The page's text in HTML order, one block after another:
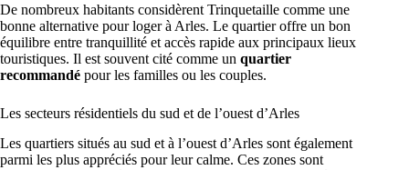
De nombreux habitants considèrent Trinquetaille comme une
bonne alternative pour loger à Arles. Le quartier offre un bon
équilibre entre tranquillité et accès rapide aux principaux lieux
touristiques. Il est souvent cité comme un quartier
recommandé pour les familles ou les couples.
Les secteurs résidentiels du sud et de l’ouest d’Arles
Les quartiers situés au sud et à l’ouest d’Arles sont également
parmi les plus appréciés pour leur calme. Ces zones sont